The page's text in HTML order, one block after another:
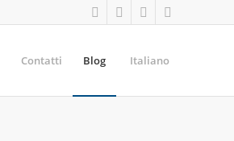
Contatti Blog Italiano